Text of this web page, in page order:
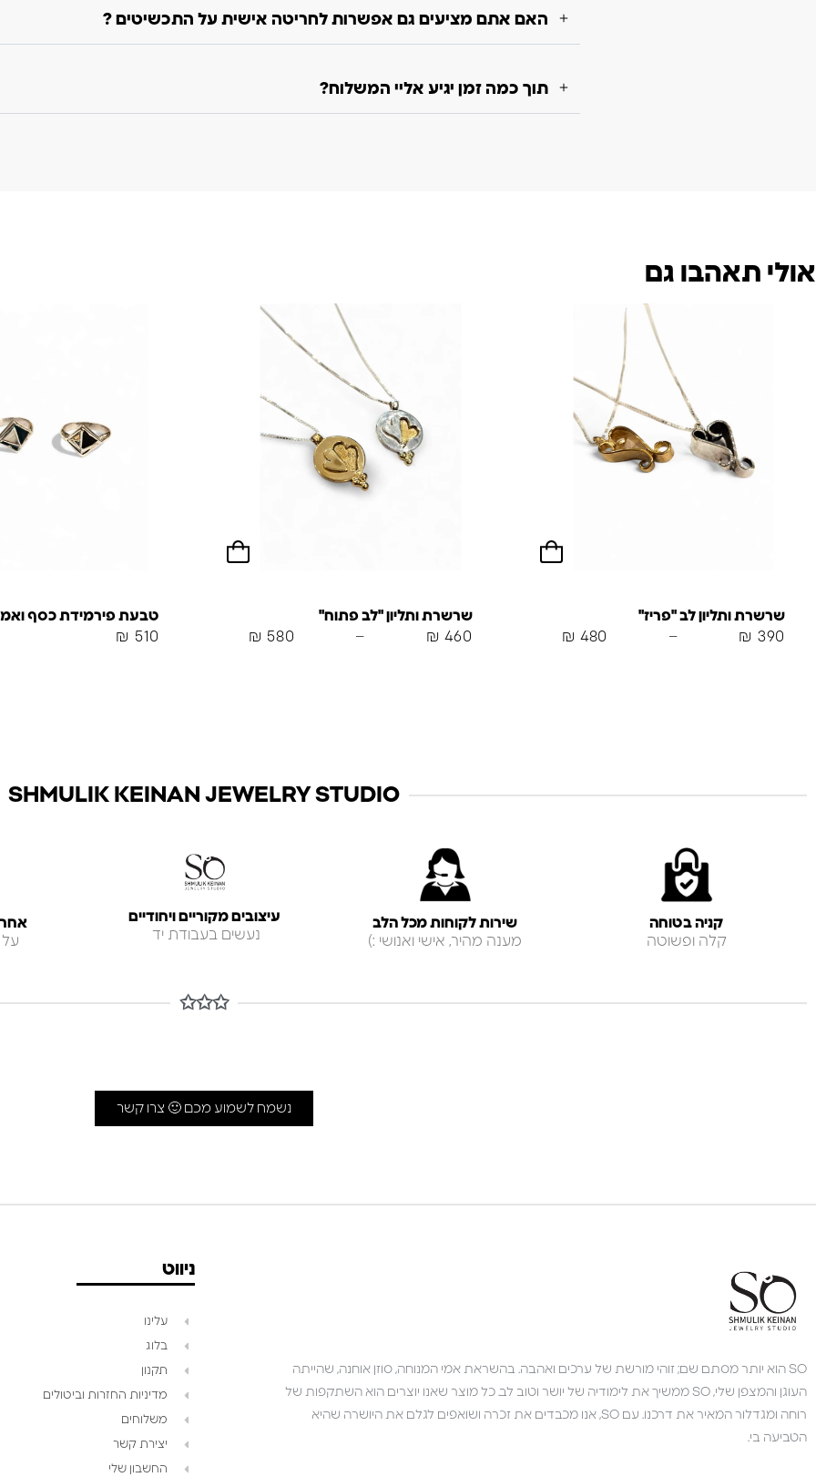
האם אתם מציעים גם אפשרות לחריטה אישית על התכשיטים ?
תוך כמה זמן יגיע אליי המשלוח?
אולי תאהבו גם
שרשרת ותליון לב "פריז"
₪ 390
–
₪ 480
שרשרת ותליון "לב פתוח"
₪ 460
–
₪ 580
טבעת פירמידת כסף
₪ 510
SHMULIK KEINAN JEWELRY STUDIO
קניה בטוחה
קלה ופשוטה
שירות לקוחות מכל הלב
מענה מהיר, אישי ואנושי :)
עיצובים מקוריים ויחודיים
נעשים בעבודת יד
אחריות
✩✩✩
נשמח לשמוע מכם 🙂 צרו קשר
SO הוא יותר מסתם שם; זוהי מורשת של ערכים ואהבה. בהשראת אמי המנוחה, סוזן אוחנה, שהייתה
העוגן והמצפן שלי, SO ממשיך את לימודיה של יושר וטוב לב. כל מוצר שאנו יוצרים הוא השתקפות של
רוחה ומגדלור המאיר את דרכנו. עם SO, אנו מכבדים את זכרה ושואפים לגלם את היושרה שהיא
הטביעה בי.
ניווט
עלינו
בלוג
תקנון
מדיניות החזרות וביטולים
משלוחים
יצירת קשר
החשבון שלי